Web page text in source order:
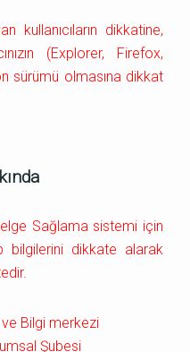
kullanıcıların dikkatine,
(Explorer, Firefox,
sürümü olmasına dikkat
Sağlama sistemi için
bilgilerini dikkate alarak
Bilgi merkezi
Şubesi